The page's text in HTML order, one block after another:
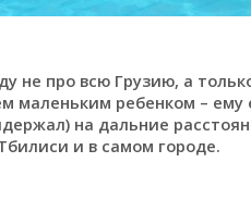
не про всю Грузию, а
маленьким ребенком – ему
на дальние
и в самом городе.